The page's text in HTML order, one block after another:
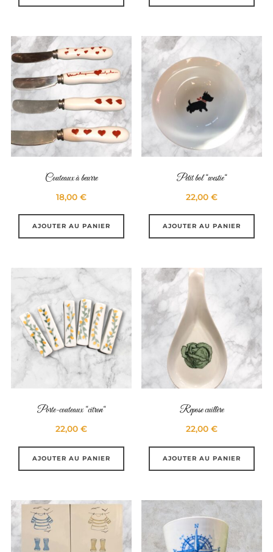
Couteaux à beurre
18,00 €
AJOUTER AU PANIER
Petit bol “westie“
22,00€
AJOUTER AU PANIER
Porte-couteaux “citron“
22,00 €
AJOUTER AU PANIER
Repose cuillère
22,00€
AJOUTER AU PANIER